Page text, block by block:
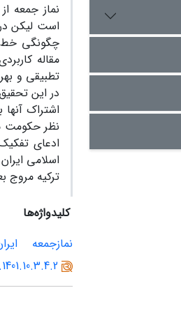
نماز جمعه
است لیکن
چگونگی خط
مقاله
تطبیقی و
در این
اشتراک
نظر حکومت
ادعای
اسلامی
ترکیه
کلیدواژه‌ها
نمازجمعه